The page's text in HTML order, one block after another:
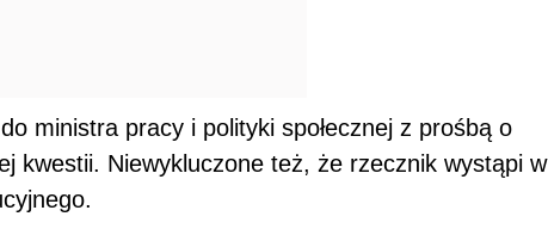
ministra pracy i polityki społecznej z prośbą o
kwestii. Niewykluczone też, że rzecznik wystąpi w